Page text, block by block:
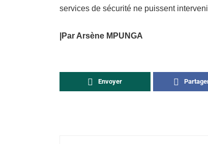
services de sécurité ne puissent
|Par Arsène MPUNGA
Envoyer